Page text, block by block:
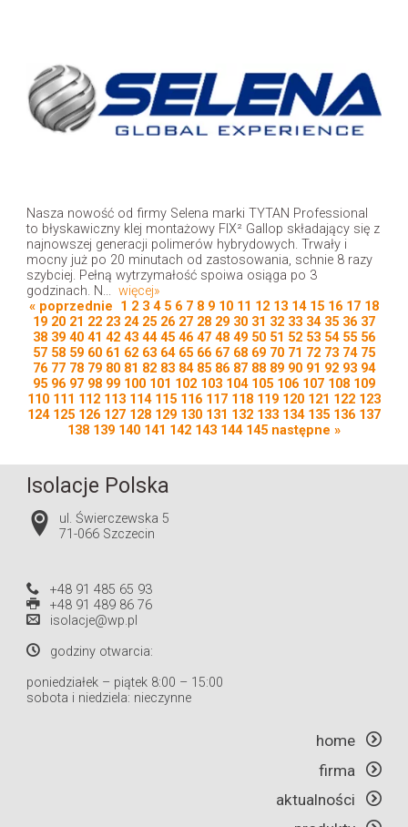
Nasza nowość od firmy Selena marki TYTAN Professional
to błyskawiczny klej montażowy FIX² Gallop składający się z
najnowszej generacji polimerów hybrydowych. Trwały i
mocny już po 20 minutach od zastosowania, schnie 8 razy
szybciej. Pełną wytrzymałość spoiwa osiąga po 3
godzinach. N... więcej»
« poprzednie 1 2 3 4 5 6 7 8 9 10 11 12 13 14 15 16 17 18
19 20 21 22 23 24 25 26 27 28 29 30 31 32 33 34 35 36 37
38 39 40 41 42 43 44 45 46 47 48 49 50 51 52 53 54 55 56
57 58 59 60 61 62 63 64 65 66 67 68 69 70 71 72 73 74 75
76 77 78 79 80 81 82 83 84 85 86 87 88 89 90 91 92 93 94
95 96 97 98 99 100 101 102 103 104 105 106 107 108 109
110 111 112 113 114 115 116 117 118 119 120 121 122 123
124 125 126 127 128 129 130 131 132 133 134 135 136 137
138 139 140 141 142 143 144 145 następne »
Isolacje Polska
ul. Świerczewska 5
71-066 Szczecin
+48 91 485 65 93
+48 91 489 86 76
isolacje@wp.pl
godziny otwarcia:
poniedziałek – piątek 8:00 – 15:00
sobota i niedziela: nieczynne
home
firma
aktualności